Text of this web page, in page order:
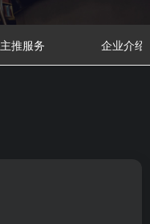
主推服务 企业介绍